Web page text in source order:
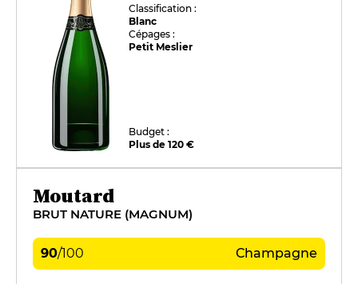
Classification :
Blanc
Cépages :
Petit Meslier
Budget :
Plus de 120 €
Moutard
BRUT NATURE (MAGNUM)
90/100 Champagne